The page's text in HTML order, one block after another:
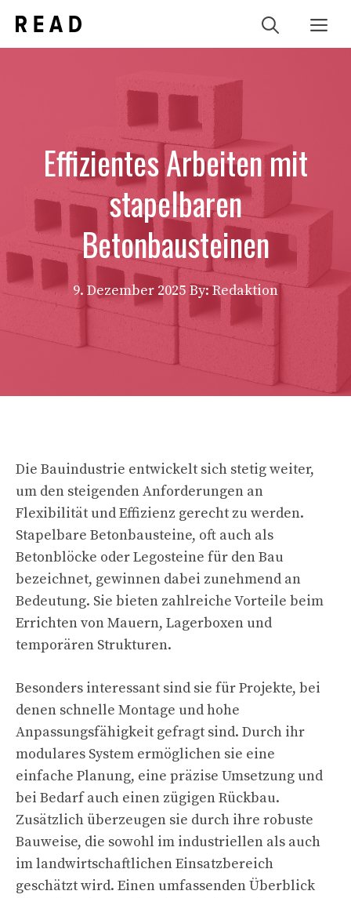
Inhalt
springen
Effizientes Arbeiten mit
stapelbaren
Betonbausteinen
9. Dezember 2025 By: Redaktion
Die Bauindustrie entwickelt sich stetig weiter,
um den steigenden Anforderungen an
Flexibilität und Effizienz gerecht zu werden.
Stapelbare Betonbausteine, oft auch als
Betonblöcke oder Legosteine für den Bau
bezeichnet, gewinnen dabei zunehmend an
Bedeutung. Sie bieten zahlreiche Vorteile beim
Errichten von Mauern, Lagerboxen und
temporären Strukturen.
Besonders interessant sind sie für Projekte, bei
denen schnelle Montage und hohe
Anpassungsfähigkeit gefragt sind. Durch ihr
modulares System ermöglichen sie eine
einfache Planung, eine präzise Umsetzung und
bei Bedarf auch einen zügigen Rückbau.
Zusätzlich überzeugen sie durch ihre robuste
Bauweise, die sowohl im industriellen als auch
im landwirtschaftlichen Einsatzbereich
geschätzt wird. Einen umfassenden Überblick